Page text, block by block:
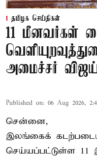
தமிழக செய்திகள்
11 மீனவர்கள்
அமைச்சர்
Published on: 06 Aug 2026,
சென்னை,
இலங்கைக்
செய்யப்பட்டுள்ள